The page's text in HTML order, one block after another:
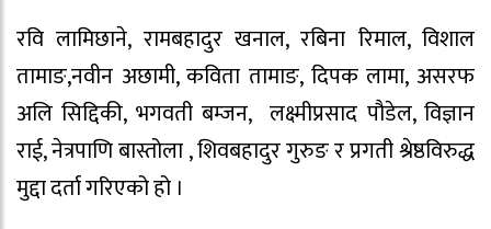
रवि लामिछाने, रामबहादुर खनाल, रबिना रिमाल, विशाल
तामाङ,नवीन अछामी, कविता तामाङ, दिपक लामा, असरफ
अलि सिद्दिकी, भगवती बम्जन, लक्ष्मीप्रसाद पौडेल, विज्ञान
राई, नेत्रपाणि बास्तोला , शिवबहादुर गुरुङ र प्रगती श्रेष्ठविरुद्ध
मुद्दा दर्ता गरिएको हो ।